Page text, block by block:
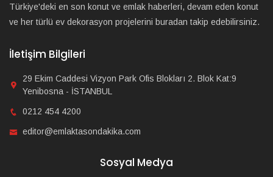
Türkiye'deki en son konut ve emlak haberleri, devam eden konut
ve her türlü ev dekorasyon projelerini buradan takip edebilirsiniz.
İletişim Bilgileri
29 Ekim Caddesi Vizyon Park Ofis Blokları 2. Blok Kat:9
Yenibosna - İSTANBUL
0212 454 4200
editor@emlaktasondakika.com
Sosyal Medya